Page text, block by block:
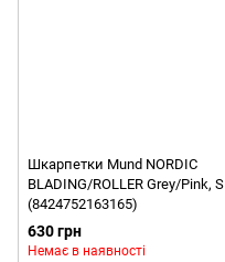
Шкарпетки Mund NORDIC
BLADING/ROLLER Grey/Pink, S
(8424752163165)
630 грн
Немає в наявності